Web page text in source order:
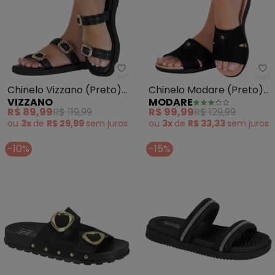
Vizzano - Chinelo Vizzano
Chinelo Vizzano (Preto)
em Sintético
VIZZANO
R$ 89,99R$ 119,99
ou 3x de R$ 29,99 sem juros
Chinelo Modare (Preto)
em Tecido
MODARE
R$ 99,99R$ 129,99
ou 3x de R$ 33,33 sem juros
-10% -15%